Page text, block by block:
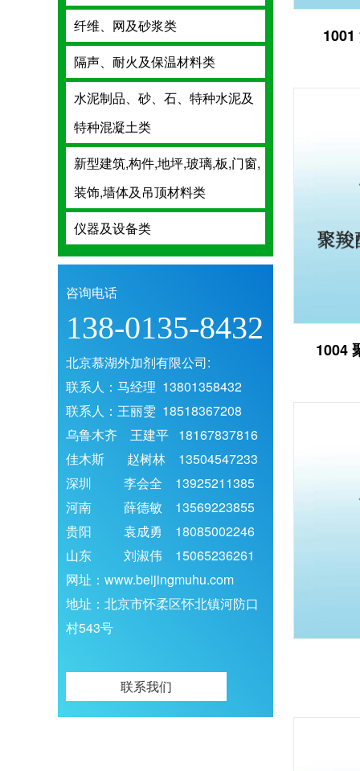
纤维、网及砂浆类
隔声、耐火及保温材料类
水泥制品、砂、石、特种水泥及
特种混凝土类
新型建筑,构件,地坪,玻璃,板,门窗,
装饰,墙体及吊顶材料类
装饰,墙体及
仪器及设备类 仪器及设备类
咨询电话
138-0135-8432
北京慕湖外加剂有限公司:
联系人：马经理 13801358432
联系人：王丽雯 18518367208
乌鲁木齐 王建平 18167837816
佳木斯 赵树林 13504547233
深圳 李会全 13925211385
河南 薛德敏 13569223855
贵阳 袁成勇 18085002246
山东 刘淑伟 15065236261
网址：www.beijingmuhu.com
地址：北京市怀柔区怀北镇河防口
村543号
联系我们
1004